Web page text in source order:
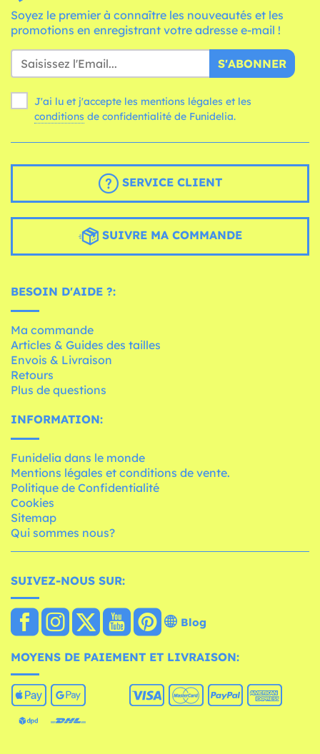
Soyez le premier à connaître les nouveautés et les
promotions en enregistrant votre adresse e-mail !
S'ABONNER
J'ai lu et j'accepte les mentions légales et les
conditions de confidentialité de Funidelia.
SERVICE CLIENT
SUIVRE MA COMMANDE
BESOIN D'AIDE ?:
Ma commande
Articles & Guides des tailles
Envois & Livraison
Retours
Plus de questions
INFORMATION:
Funidelia dans le monde
Mentions légales et conditions de vente.
Politique de Confidentialité
Cookies
Sitemap
Qui sommes nous?
SUIVEZ-NOUS SUR:
Blog
MOYENS DE PAIEMENT ET LIVRAISON: